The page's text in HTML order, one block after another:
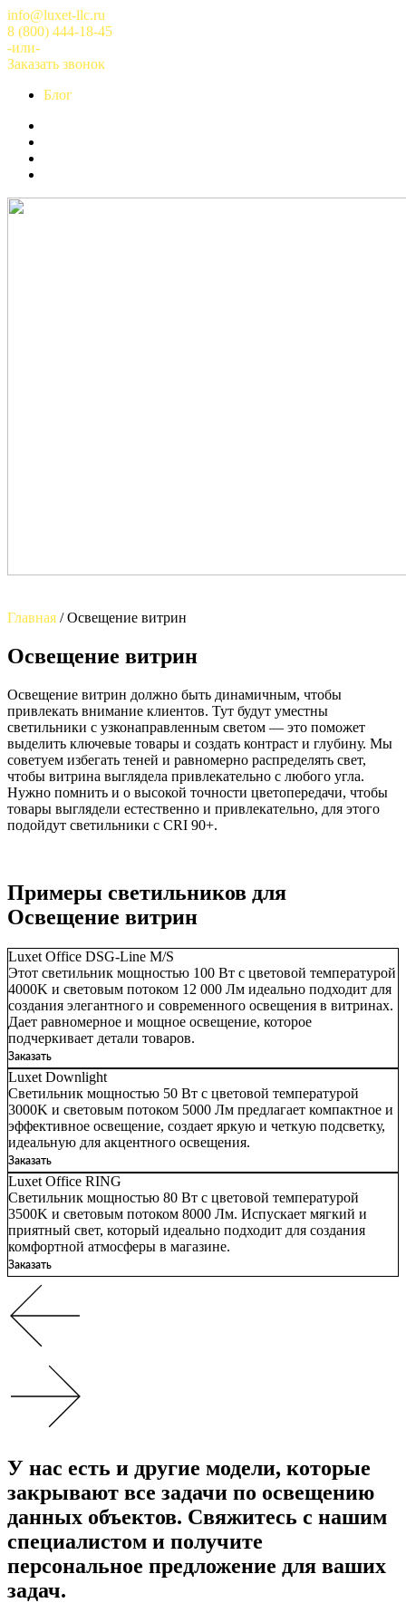
Перейти
к
содержимому
info@luxet-llc.ru
8 (800) 444-18-45
-или-
Заказать звонок
Блог
Главная /Освещение витрин
Освещение витрин
Освещение витрин должно быть динамичным, чтобы
привлекать внимание клиентов. Тут будут уместны
светильники с узконаправленным светом — это поможет
выделить ключевые товары и создать контраст и глубину. Мы
советуем избегать теней и равномерно распределять свет,
чтобы витрина выглядела привлекательно с любого угла.
Нужно помнить и о высокой точности цветопередачи, чтобы
товары выглядели естественно и привлекательно, для этого
подойдут светильники с CRI 90+.
Примеры светильников для
Освещение витрин
Luxet Office DSG-Line M/S
Этот светильник мощностью 100 Вт с цветовой температурой
4000K и световым потоком 12 000 Лм идеально подходит для
создания элегантного и современного освещения в витринах.
Дает равномерное и мощное освещение, которое
подчеркивает детали товаров.
Заказать
Luxet Downlight
Светильник мощностью 50 Вт с цветовой температурой
3000K и световым потоком 5000 Лм предлагает компактное и
эффективное освещение, создает яркую и четкую подсветку,
идеальную для акцентного освещения.
Заказать
Luxet Office RING
Светильник мощностью 80 Вт с цветовой температурой
3500K и световым потоком 8000 Лм. Испускает мягкий и
приятный свет, который идеально подходит для создания
комфортной атмосферы в магазине.
Заказать
У нас есть и другие модели, которые
закрывают все задачи по освещению
данных объектов. Свяжитесь с нашим
специалистом и получите
персональное предложение для ваших
задач.